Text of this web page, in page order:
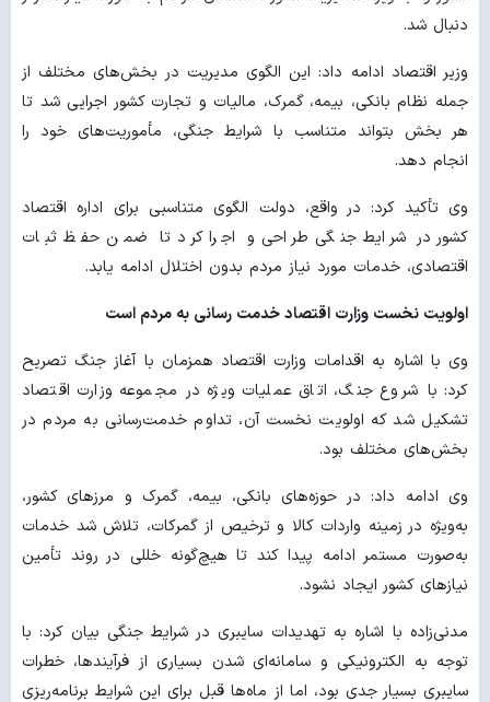
دنبال شد.
وزیر اقتصاد ادامه داد: این الگوی مدیریت در بخش‌های مختلف از
جمله نظام بانکی، بیمه، گمرک، مالیات و تجارت کشور اجرایی شد تا
هر بخش بتواند متناسب با شرایط جنگی، مأموریت‌های خود را
انجام دهد.
وی تأکید کرد: در واقع، دولت الگوی متناسبی برای اداره اقتصاد
کشور در شرایط جنگی طراحی و اجرا کرد تا ضمن حفظ ثبات
اقتصادی، خدمات مورد نیاز مردم بدون اختلال ادامه یابد.
اولویت نخست وزارت اقتصاد خدمت رسانی به مردم است
وی با اشاره به اقدامات وزارت اقتصاد همزمان با آغاز جنگ تصریح
کرد: با شروع جنگ، اتاق عملیات ویژه در مجموعه وزارت اقتصاد
تشکیل شد که اولویت نخست آن، تداوم خدمت‌رسانی به مردم در
بخش‌های مختلف بود.
وی ادامه داد: در حوزه‌های بانکی، بیمه، گمرک و مرزهای کشور،
به‌ویژه در زمینه واردات کالا و ترخیص از گمرکات، تلاش شد خدمات
به‌صورت مستمر ادامه پیدا کند تا هیچ‌گونه خللی در روند تأمین
نیازهای کشور ایجاد نشود.
مدنی‌زاده با اشاره به تهدیدات سایبری در شرایط جنگی بیان کرد: با
توجه به الکترونیکی و سامانه‌ای شدن بسیاری از فرآیندها، خطرات
سایبری بسیار جدی بود، اما از ماه‌ها قبل برای این شرایط برنامه‌ریزی